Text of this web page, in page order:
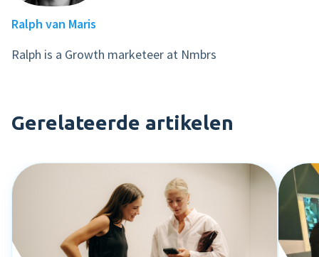
Ralph van Maris
Ralph is a Growth marketeer at Nmbrs
Gerelateerde artikelen